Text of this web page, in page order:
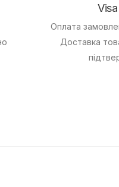
Оплата
Доставка